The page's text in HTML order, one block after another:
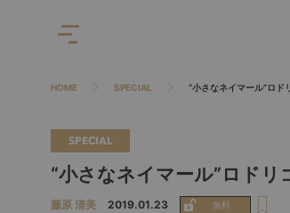
HOME SPECIAL “小さなネイマール”ロド
SPECIAL
“小さなネイマール”ロドリ
藤原 清美 2019.01.23